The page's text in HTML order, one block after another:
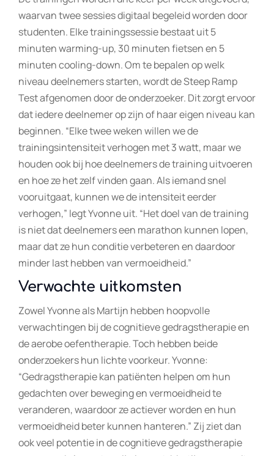
waarvan twee sessies digitaal begeleid worden door
studenten. Elke trainingssessie bestaat uit 5
minuten warming-up, 30 minuten fietsen en 5
minuten cooling-down. Om te bepalen op welk
niveau deelnemers starten, wordt de Steep Ramp
Test afgenomen door de onderzoeker. Dit zorgt ervoor
dat iedere deelnemer op zijn of haar eigen niveau kan
beginnen. “Elke twee weken willen we de
trainingsintensiteit verhogen met 3 watt, maar we
houden ook bij hoe deelnemers de training uitvoeren
en hoe ze het zelf vinden gaan. Als iemand snel
vooruitgaat, kunnen we de intensiteit eerder
verhogen,” legt Yvonne uit. “Het doel van de training
is niet dat deelnemers een marathon kunnen lopen,
maar dat ze hun conditie verbeteren en daardoor
minder last hebben van vermoeidheid.”
Verwachte uitkomsten
Zowel Yvonne als Martijn hebben hoopvolle
verwachtingen bij de cognitieve gedragstherapie en
de aerobe oefentherapie. Toch hebben beide
onderzoekers hun lichte voorkeur. Yvonne:
“Gedragstherapie kan patiënten helpen om hun
gedachten over beweging en vermoeidheid te
veranderen, waardoor ze actiever worden en hun
vermoeidheid beter kunnen hanteren.” Zij ziet dan
ook veel potentie in de cognitieve gedragstherapie